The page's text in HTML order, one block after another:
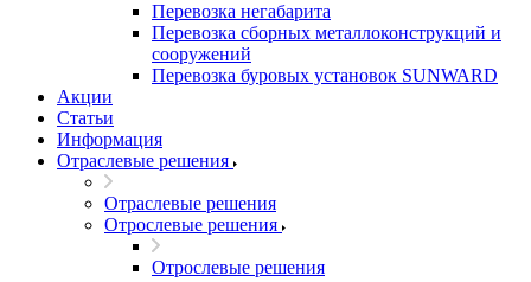
Перевозка негабарита
Перевозка сборных металлоконструкций и
сооружений
Перевозка буровых установок SUNWARD
Акции
Статьи
Информация
Отраслевые решения
Отраслевые решения
Отрослевые решения
Отрослевые решения